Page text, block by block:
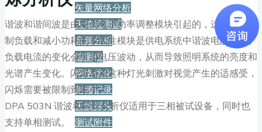
矢量网络分析
天馈线测试
音频分析
综测仪
网络优化
射频记录
天线探头
测试附件
谐波和谐间波是由现代电子功率调整模块引起的，这些用于控
制负载和减小功耗的非线性模块是供电系统中谐波电的来源。
负载电流的变化会引起电压波动，从而导致照明系统的亮度和
光谱产生变化。闪烁是指这种灯光刺激对视觉产生的适感受，
闪烁需要被限制到最小。
DPA 503N 谐波和闪烁分析仪适用于三相被试设备，同时也
支持单相测试。